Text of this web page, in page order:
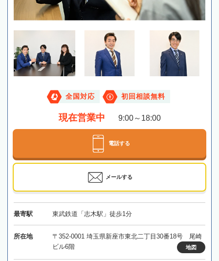
全国対応 初回相談無料
現在営業中 9:00～18:00
電話する
メールする
最寄駅 東武鉄道「志木駅」徒歩1分
所在地
〒352-0001 埼玉県新座市東北二丁目30番18号 尾崎
ビル6階
地図